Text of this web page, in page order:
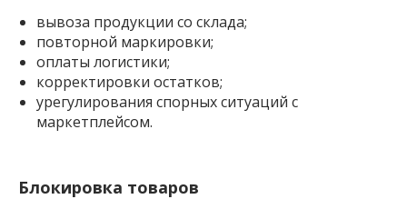
вывоза продукции со склада;
повторной маркировки;
оплаты логистики;
корректировки остатков;
урегулирования спорных ситуаций с
маркетплейсом.
Блокировка товаров